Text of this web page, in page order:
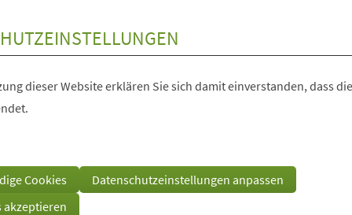
dieser Website erklären Sie sich damit einverstanden, dass
Cookies
Datenschutzeinstellungen anpassen
akzeptieren